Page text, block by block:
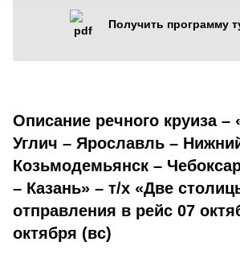
Получить программу
Описание речного круиза –
Углич – Ярославль –
Козьмодемьянск –
– Казань» – т/х «Две
отправления в рейс 07
октября (вс)